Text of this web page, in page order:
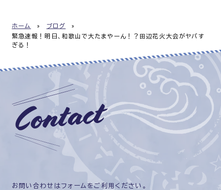
ホーム » ブログ
»
緊急速報！明日、和歌山で大たまやーん！？田辺花火大会がヤバす
ぎる！
お問い合わせはフォームをご利用ください。